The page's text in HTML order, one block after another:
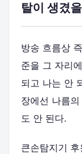
탈이 생겼
방송 흐름상
준을 그 자리
되고 나는 안
장에선 나름
도 안 된다.
큰손탐지기